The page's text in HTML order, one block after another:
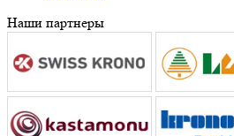
Наши партнеры